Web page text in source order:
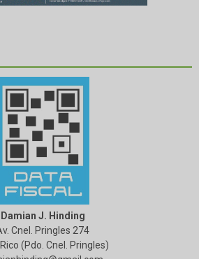
Damian J. Hinding
Cnel. Pringles 274
(Pdo. Cnel. Pringles)